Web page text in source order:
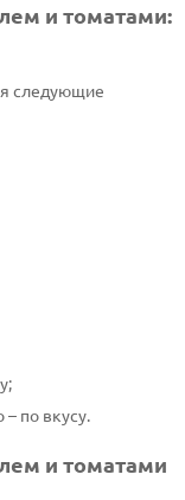
и томатами:
следующие
по вкусу.
и томатами